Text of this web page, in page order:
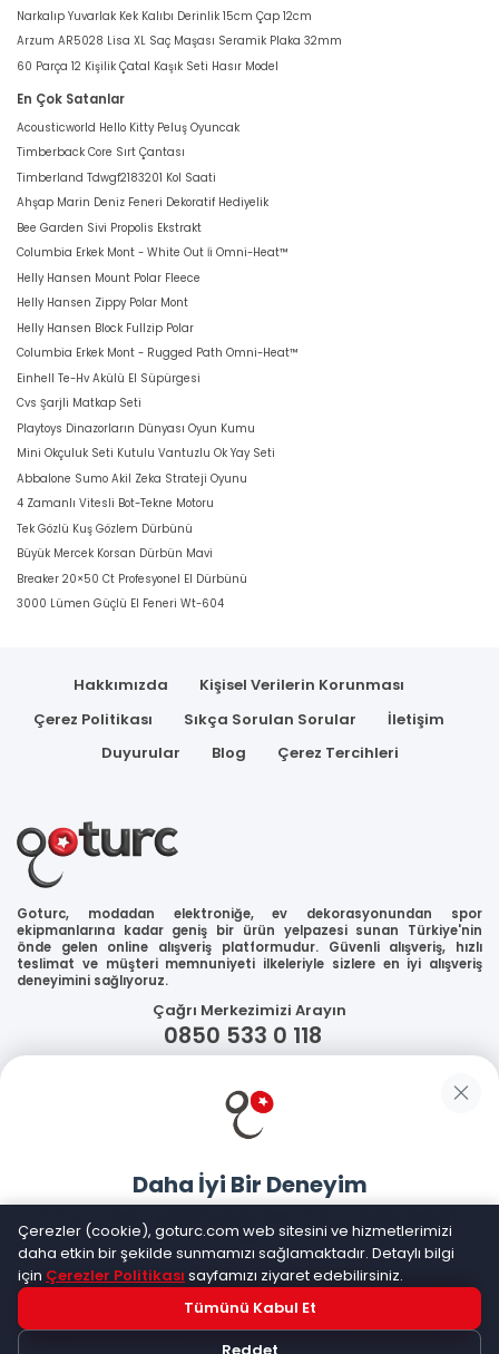
Narkalıp Yuvarlak Kek Kalıbı Derinlik 15cm Çap 12cm
Arzum AR5028 Lisa XL Saç Maşası Seramik Plaka 32mm
60 Parça 12 Kişilik Çatal Kaşık Seti Hasır Model
En Çok Satanlar
Acousticworld Hello Kitty Peluş Oyuncak
Timberback Core Sırt Çantası
Timberland Tdwgf2183201 Kol Saati
Ahşap Marin Deniz Feneri Dekoratif Hediyelik
Bee Garden Sivi Propolis Ekstrakt
Columbia Erkek Mont - White Out İi Omni-Heat™
Helly Hansen Mount Polar Fleece
Helly Hansen Zippy Polar Mont
Helly Hansen Block Fullzip Polar
Columbia Erkek Mont - Rugged Path Omni-Heat™
Einhell Te-Hv Akülü El Süpürgesi
Cvs Şarjli Matkap Seti
Playtoys Dinazorların Dünyası Oyun Kumu
Mini Okçuluk Seti Kutulu Vantuzlu Ok Yay Seti
Abbalone Sumo Akil Zeka Strateji Oyunu
4 Zamanlı Vitesli Bot-Tekne Motoru
Tek Gözlü Kuş Gözlem Dürbünü
Büyük Mercek Korsan Dürbün Mavi
Breaker 20×50 Ct Profesyonel El Dürbünü
3000 Lümen Güçlü El Feneri Wt-604
Hakkımızda
Kişisel Verilerin Korunması
Çerez Politikası
Sıkça Sorulan Sorular
İletişim
Duyurular
Blog Çerez Tercihleri
Goturc, modadan elektroniğe, ev dekorasyonundan spor
ekipmanlarına kadar geniş bir ürün yelpazesi sunan Türkiye'nin
önde gelen online alışveriş platformudur. Güvenli alışveriş, hızlı
teslimat ve müşteri memnuniyeti ilkeleriyle sizlere en iyi alışveriş
deneyimini sağlıyoruz.
Çağrı Merkezimizi Arayın
0850 533 0 118
Güvenliğiniz
Sosyal Medya
Mobil Uygulamalarımız
Daha İyi Bir Deneyim
Goturc mobil uygulamasıyla daha hızlı ve kolay alışveriş
yapın
Hemen Dene!
Çerezler (cookie), goturc.com web sitesini ve hizmetlerimizi
daha etkin bir şekilde sunmamızı sağlamaktadır. Detaylı bilgi
için Çerezler Politikası sayfamızı ziyaret edebilirsiniz.
Tümünü Kabul Et